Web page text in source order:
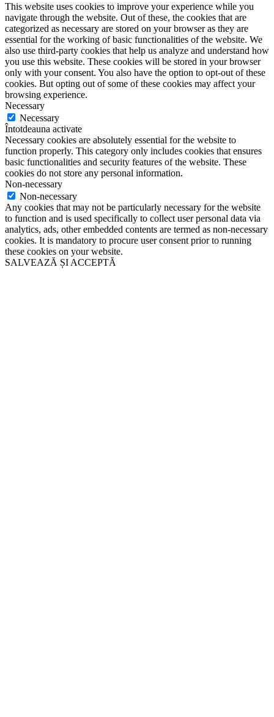
This website uses cookies to improve your experience while you
navigate through the website. Out of these, the cookies that are
categorized as necessary are stored on your browser as they are
essential for the working of basic functionalities of the website. We
also use third-party cookies that help us analyze and understand how
you use this website. These cookies will be stored in your browser
only with your consent. You also have the option to opt-out of these
cookies. But opting out of some of these cookies may affect your
browsing experience.
Necessary
Necessary
Întotdeauna activate
Necessary cookies are absolutely essential for the website to
function properly. This category only includes cookies that ensures
basic functionalities and security features of the website. These
cookies do not store any personal information.
Non-necessary
Non-necessary
Any cookies that may not be particularly necessary for the website
to function and is used specifically to collect user personal data via
analytics, ads, other embedded contents are termed as non-necessary
cookies. It is mandatory to procure user consent prior to running
these cookies on your website.
SALVEAZĂ ȘI ACCEPTĂ